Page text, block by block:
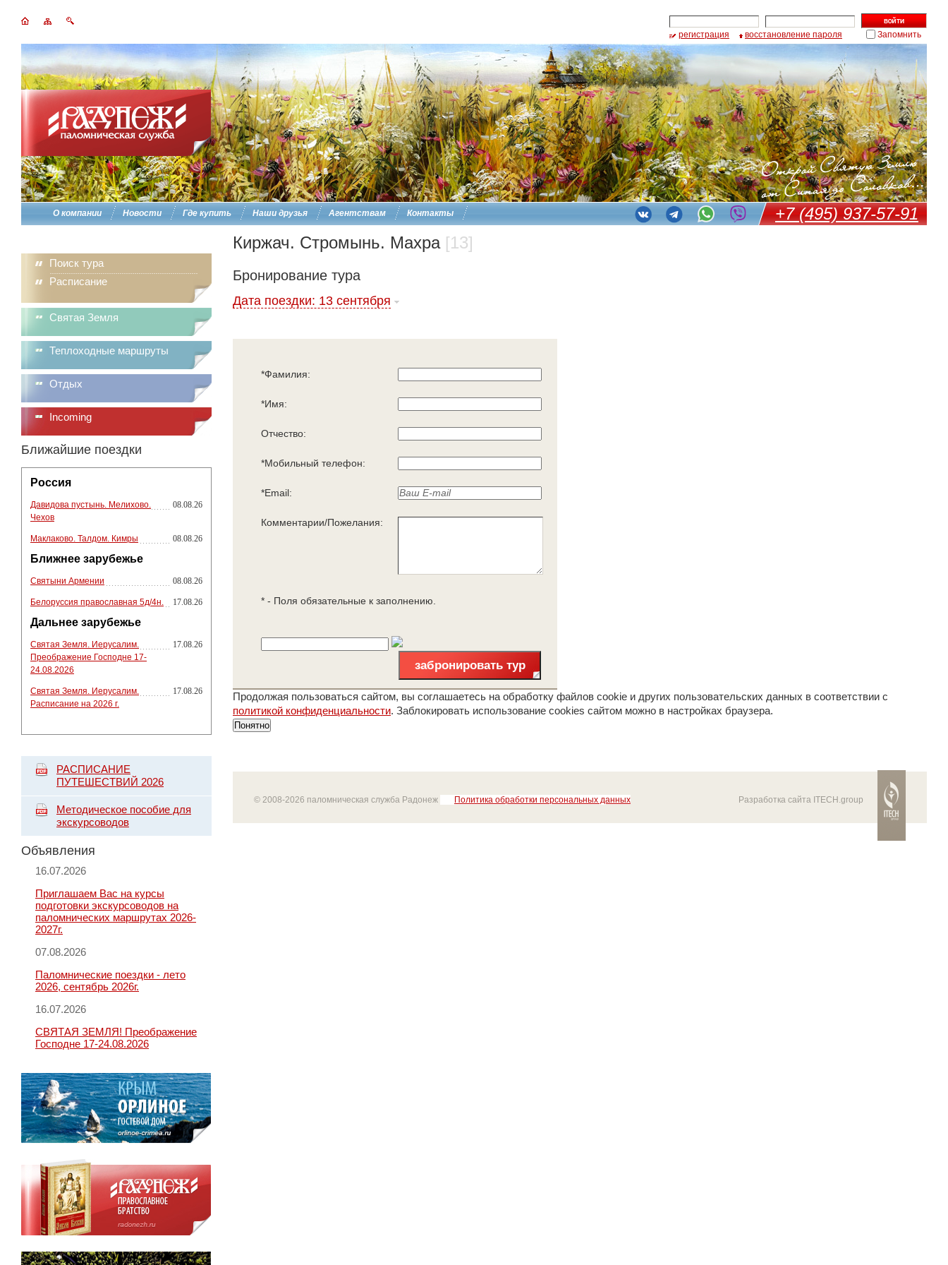
регистрация восстановление пароля Запомнить
О компании Новости Где купить Наши друзья Агентствам Контакты +7 (495) 937-57-91
Поиск тура
Расписание
Святая Земля
Теплоходные маршруты
Отдых
Incoming
Ближайшие поездки
Россия
Давидова пустынь. Мелихово.
Чехов
08.08.26
Маклаково. Талдом. Кимры 08.08.26
Ближнее зарубежье
Святыни Армении 08.08.26
Белоруссия православная 5д/4н. 17.08.26
Дальнее зарубежье
Святая Земля. Иерусалим.
Преображение Господне 17-
24.08.2026
17.08.26
Святая Земля. Иерусалим.
Расписание на 2026 г.
17.08.26
РАСПИСАНИЕ
ПУТЕШЕСТВИЙ 2026
Методическое пособие для
экскурсоводов
Объявления
16.07.2026
Приглашаем Вас на курсы
подготовки экскурсоводов на
паломнических маршрутах 2026-
2027г.
07.08.2026
Паломнические поездки - лето
2026, сентябрь 2026г.
16.07.2026
СВЯТАЯ ЗЕМЛЯ! Преображение
Господне 17-24.08.2026
Киржач. Стромынь. Махра [13]
Бронирование тура
Дата поездки: 13 сентября
*Фамилия:
*Имя:
Отчество:
*Мобильный телефон:
*Email:
Комментарии/Пожелания:
* - Поля обязательные к заполнению.
забронировать тур
Продолжая пользоваться сайтом, вы соглашаетесь на обработку файлов cookie и других пользовательских данных в соответствии с
политикой конфиденциальности. Заблокировать использование cookies сайтом можно в настройках браузера.
Понятно
© 2008-2026 паломническая служба Радонеж Политика обработки персональных данных Разработка сайта ITECH.group